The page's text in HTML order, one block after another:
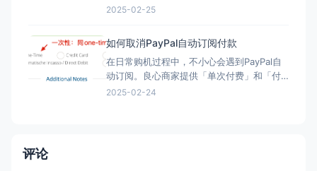
OneDrive:empty token found”错误？ 在
2025-02-25
如何取消PayPal自动订阅付款
在日常购机过程中，不小心会遇到PayPal自
动订阅。良心商家提供「单次付费」和「付
费订阅」两类选项。但现在良心商家日渐变
2025-02-24
评论